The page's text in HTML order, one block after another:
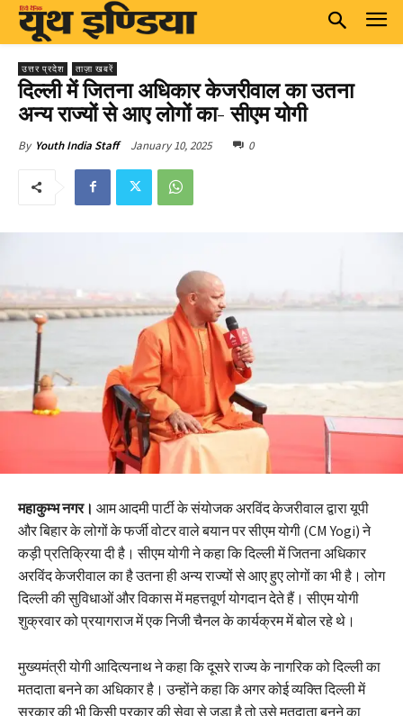
उत्तर प्रदेश ताज़ा खबरें
दिल्ली में जितना अधिकार केजरीवाल का उतना
अन्य राज्यों से आए लोगों का- सीएम योगी
By Youth India Staff January 10, 2025 0
महाकुम्भ नगर। आम आदमी पार्टी के संयोजक अरविंद केजरीवाल द्वारा यूपी
और बिहार के लोगों के फर्जी वोटर वाले बयान पर सीएम योगी (CM Yogi) ने
कड़ी प्रतिक्रिया दी है। सीएम योगी ने कहा कि दिल्ली में जितना अधिकार
अरविंद केजरीवाल का है उतना ही अन्य राज्यों से आए हुए लोगों का भी है। लोग
दिल्ली की सुविधाओं और विकास में महत्तवूर्ण योगदान देते हैं। सीएम योगी
शुक्रवार को प्रयागराज में एक निजी चैनल के कार्यक्रम में बोल रहे थे।
मुख्यमंत्री योगी आदित्यनाथ ने कहा कि दूसरे राज्य के नागरिक को दिल्ली का
मतदाता बनने का अधिकार है। उन्होंने कहा कि अगर कोई व्यक्ति दिल्ली में
सरकार की भी किसी प्रकार की सेवा से जुड़ा है तो उसे मतदाता बनने का